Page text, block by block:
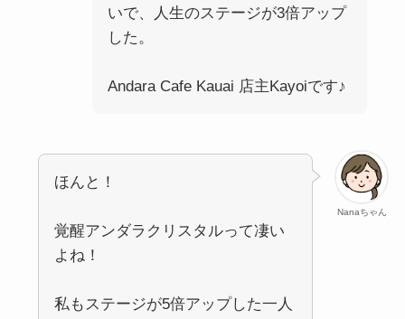
いで、人生のステージが3倍アップ
した。
Andara Cafe Kauai 店主Kayoiです♪
Nanaちゃん
ほんと！
覚醒アンダラクリスタルって凄い
よね！
私もステージが5倍アップした一人